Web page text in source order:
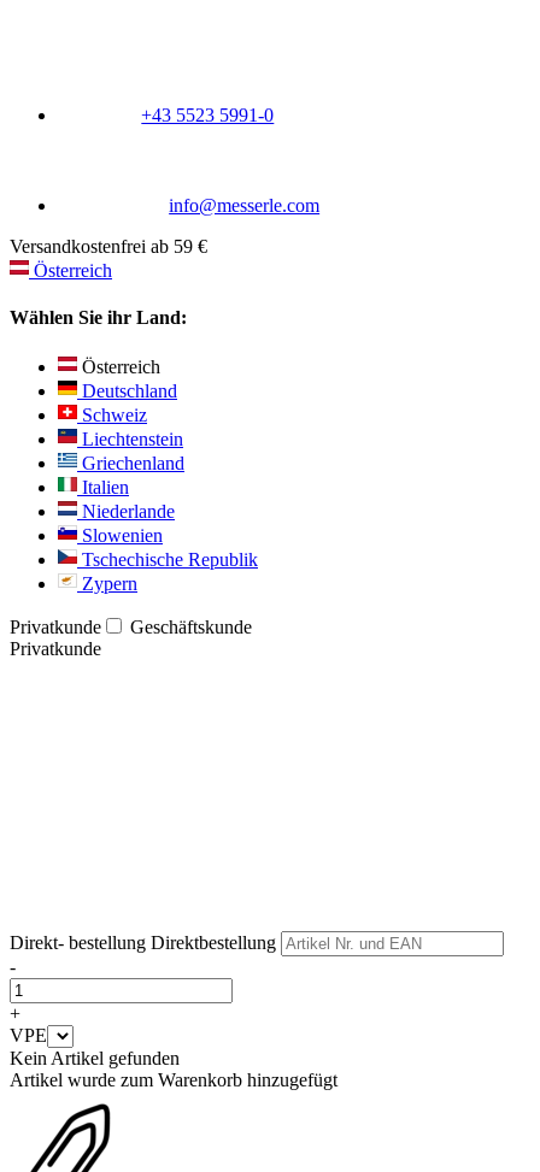
+43 5523 5991-0
info@messerle.com
Versandkostenfrei ab 59 €
Österreich
Wählen Sie ihr Land:
Österreich
Deutschland
Schweiz
Liechtenstein
Griechenland
Italien
Niederlande
Slowenien
Tschechische Republik
Zypern
Privatkunde
Geschäftskunde
Privatkunde
Direkt- bestellung Direktbestellung
-
+
VPE
Kein Artikel gefunden
Artikel wurde zum Warenkorb hinzugefügt